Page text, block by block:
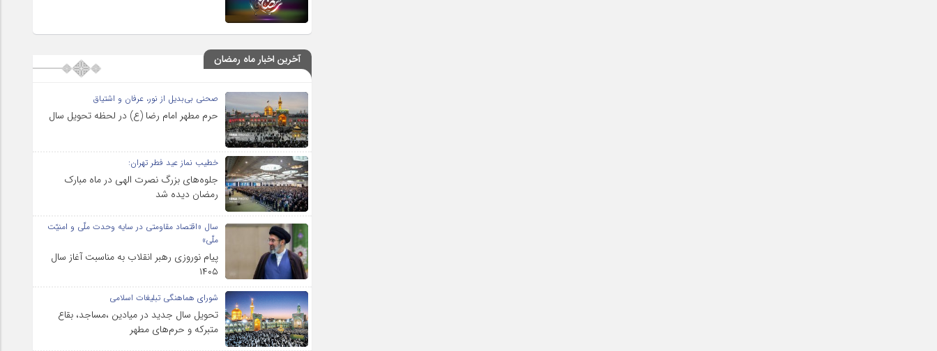
آخرین اخبار ماه رمضان
صحنی بی‌بدیل از نور، عرفان و اشتیاق
حرم مطهر امام رضا (ع) در لحظه تحویل سال
خطیب نماز عید فطر تهران:
جلوه‌های بزرگ نصرت الهی در ماه مبارک
رمضان دیده شد
سال «اقتصاد مقاومتی در سایه وحدت ملّی و امنیّت
ملّی»
پیام نوروزی رهبر انقلاب به مناسبت آغاز سال
۱۴۰۵
شورای هماهنگی تبلیغات اسلامی
تحویل سال‌ جدید در میادین ،مساجد، بقاع
متبرکه‌ و حرم‌های‌ مطهر